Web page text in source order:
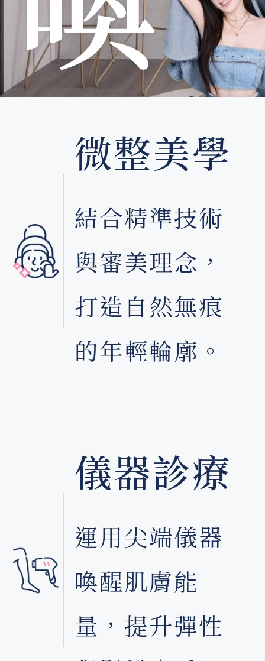
醒
內
在
微整美學
結合精準技術
與審美理念，
打造自然無痕
的年輕輪廓。
儀器診療
運用尖端儀器
喚醒肌膚能
量，提升彈性